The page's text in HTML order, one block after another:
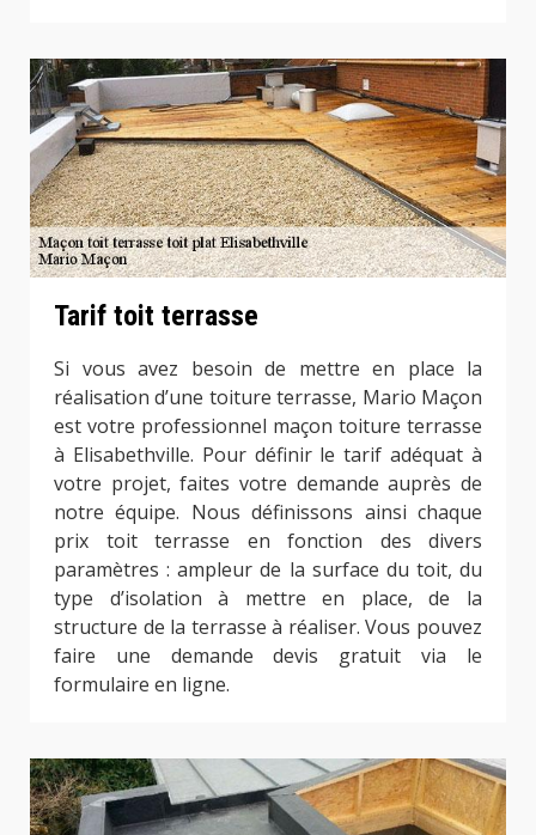
Tarif toit terrasse
Si vous avez besoin de mettre en place la
réalisation d’une toiture terrasse, Mario Maçon
est votre professionnel maçon toiture terrasse
à Elisabethville. Pour définir le tarif adéquat à
votre projet, faites votre demande auprès de
notre équipe. Nous définissons ainsi chaque
prix toit terrasse en fonction des divers
paramètres : ampleur de la surface du toit, du
type d’isolation à mettre en place, de la
structure de la terrasse à réaliser. Vous pouvez
faire une demande devis gratuit via le
formulaire en ligne.